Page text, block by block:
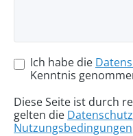
Ich habe die
Kenntnis
Diese Seite ist durch
gelten die
Nutzungsbedingungen